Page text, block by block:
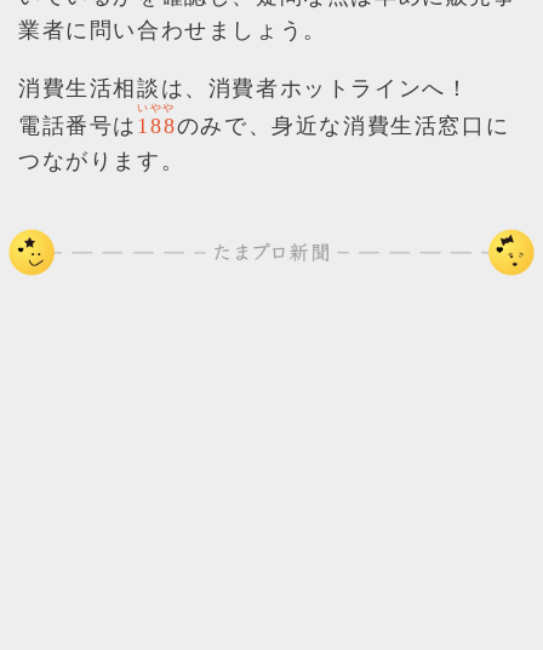
業者に問い合わせましょう。
消費生活相談は、消費者ホットラインへ！
電話番号は 188
いやや
のみで、身近な消費生活窓口に
つながります。